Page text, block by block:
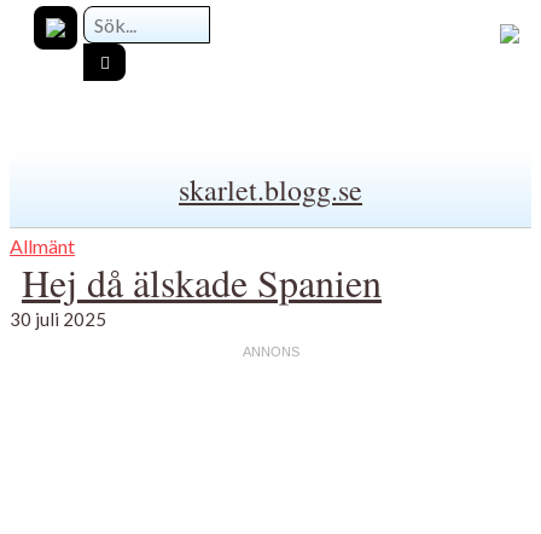
skarlet.blogg.se
Allmänt
Hej då älskade Spanien
30 juli 2025